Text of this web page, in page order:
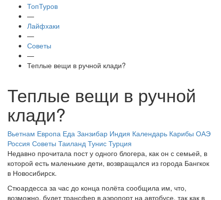
ТопТуров
—
Лайфхаки
—
Советы
—
Теплые вещи в ручной клади?
Теплые вещи в ручной
клади?
Вьетнам Европа Еда Занзибар Индия Календарь Карибы ОАЭ
Россия Советы Таиланд Тунис Турция
Недавно прочитала пост у одного блогера, как он с семьей, в
которой есть маленькие дети, возвращался из города Бангкок
в Новосибирск.
Стюардесса за час до конца полёта сообщила им, что,
возможно, будет трансфер в аэропорт на автобусе, так как в